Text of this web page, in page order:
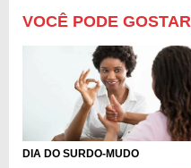
VOCÊ PODE GOSTAR
DIA DO SURDO-MUDO